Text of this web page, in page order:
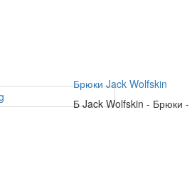
Брюки Jack Wolfskin
БJack Wolfskin - Брюки -